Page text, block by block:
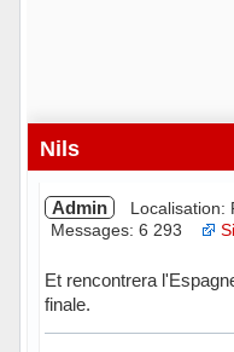
Nils
Admin Localisation:
Messages: 6 293
Et rencontrera
finale.